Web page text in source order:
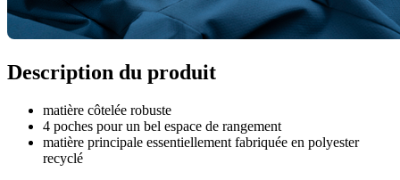
Description du produit
matière côtelée robuste
4 poches pour un bel espace de rangement
matière principale essentiellement fabriquée en polyester
recyclé